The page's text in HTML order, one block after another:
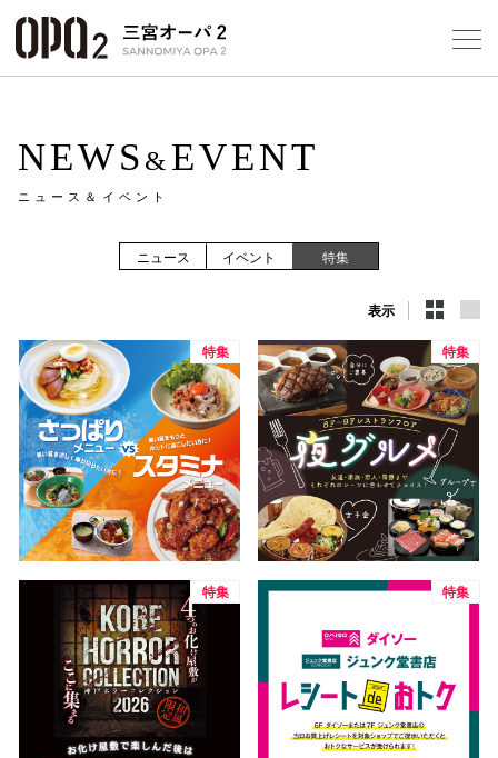
NEWS & EVENT
ニュース＆イベント
ニュース イベント 特集
表示
特集 特集
特集 特集
レスト
施設案内
アクセ
スタッ
電話で
企業情報
お問い合わせ